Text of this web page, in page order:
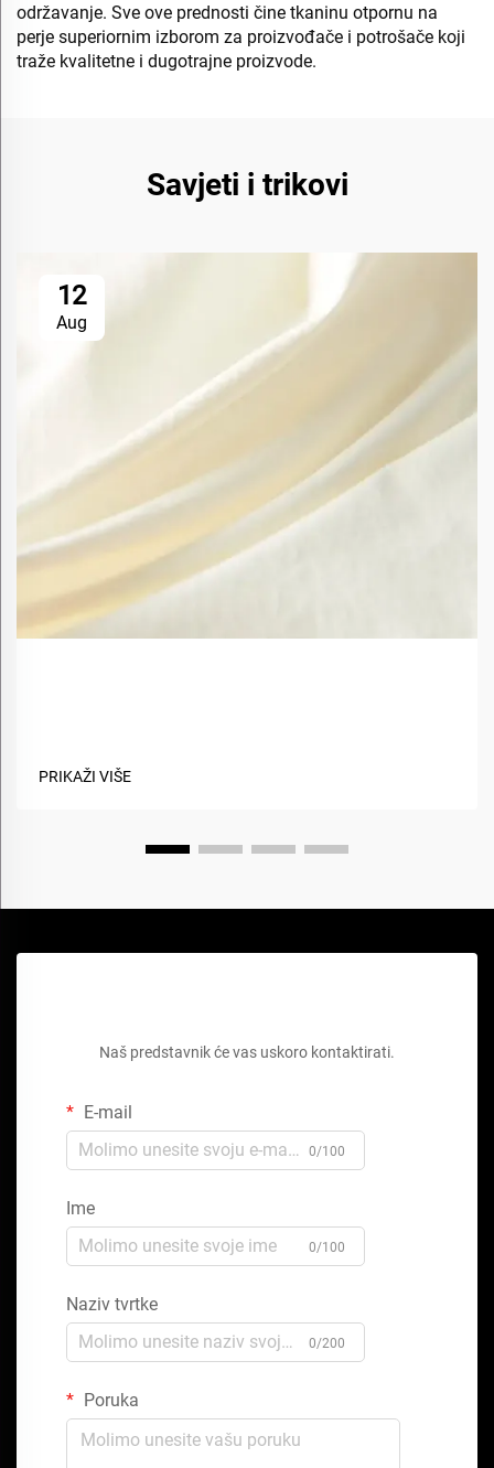
održavanje. Sve ove prednosti čine tkaninu otpornu na
perje superiornim izborom za proizvođače i potrošače koji
traže kvalitetne i dugotrajne proizvode.
Savjeti i trikovi
12
Aug
PRIKAŽI VIŠE
Naš predstavnik će vas uskoro kontaktirati.
E-mail
0/100
Ime
0/100
Naziv tvrtke
0/200
Poruka